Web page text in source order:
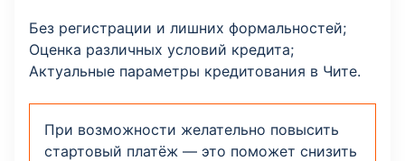
Без регистрации и лишних формальностей;
Оценка различных условий кредита;
Актуальные параметры кредитования в Чите.
При возможности желательно повысить
стартовый платёж — это поможет снизить